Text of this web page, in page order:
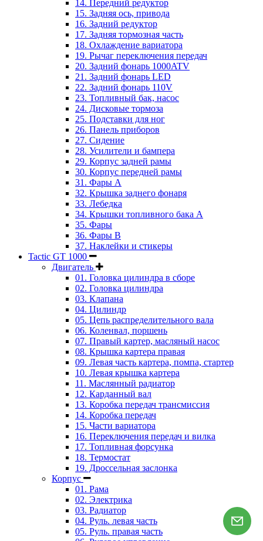
14. Передний редуктор
15. Задняя ось, привода
16. Задний редуктор
17. Задняя тормозная часть
18. Охлаждение вариатора
19. Рычаг переключения передач
20. Задний фонарь 1000ATV
21. Задний фонарь LED
22. Задний фонарь 110V
23. Топливный бак, насос
24. Дисковые тормоза
25. Подставки для ног
26. Панель приборов
27. Сидение
28. Усилители и бампера
29. Корпус задней рамы
30. Корпус передней рамы
31. Фары А
32. Крышка заднего фонаря
33. Лебедка
34. Крышки топливного бака А
35. Фары
36. Фары B
37. Наклейки и стикеры
Tactic GT 1000
Двигатель
01. Головка цилиндра в сборе
02. Головка цилиндра
03. Клапана
04. Цилиндр
05. Цепь распределительного вала
06. Коленвал, поршень
07. Правый картер, масляный насос
08. Крышка картера правая
09. Левая часть картера, помпа, стартер
10. Левая крышка картера
11. Маслянный радиатор
12. Карданный вал
13. Коробка передач трансмиссия
14. Коробка передач
15. Части вариатора
16. Переключения передач и вилка
17. Топливная форсунка
18. Термостат
19. Дроссельная заслонка
Корпус
01. Рама
02. Электрика
03. Радиатор
04. Руль. левая часть
05. Руль. правая часть